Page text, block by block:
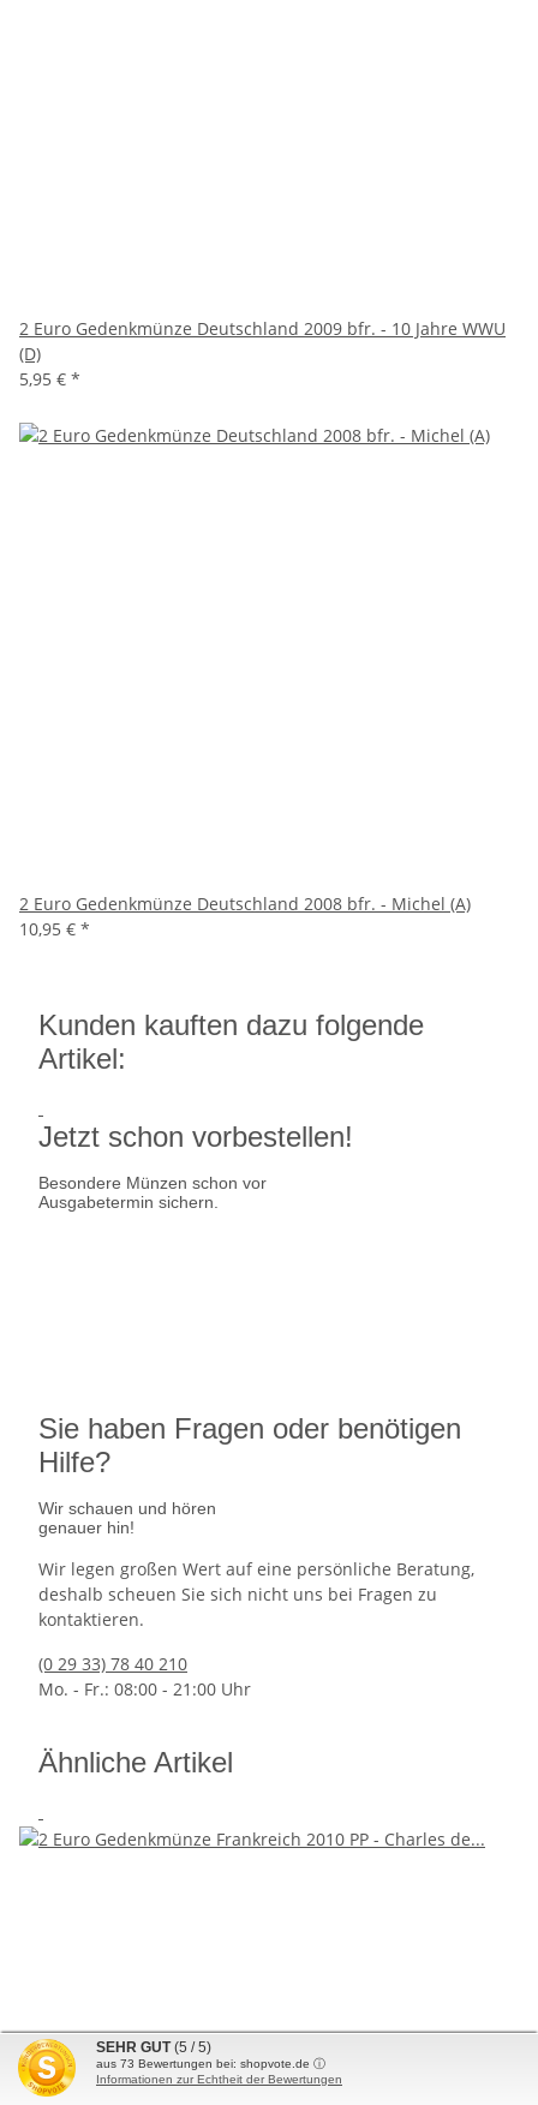
2 Euro Gedenkmünze Deutschland 2009 bfr. - 10 Jahre WWU
(D)
5,95 € *
2 Euro Gedenkmünze Deutschland 2008 bfr. - Michel (A)
10,95 € *
Kunden kauften dazu folgende
Artikel:
Jetzt schon vorbestellen!
Besondere Münzen schon vor
Ausgabetermin sichern.
Sie haben Fragen oder benötigen
Hilfe?
Wir schauen und hören
genauer hin!
Wir legen großen Wert auf eine persönliche Beratung,
deshalb scheuen Sie sich nicht uns bei Fragen zu
kontaktieren.
(0 29 33) 78 40 210
Mo. - Fr.: 08:00 - 21:00 Uhr
Ähnliche Artikel
SEHR GUT (5 / 5)
aus 73 Bewertungen bei: shopvote.de ⓘ
Informationen zur Echtheit der Bewertungen